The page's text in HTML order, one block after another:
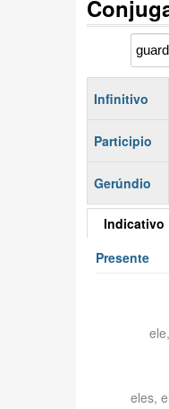
Infinitivo
Participio
Gerúndio
Indicativo
Presente
eles,